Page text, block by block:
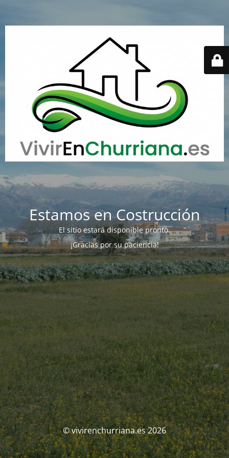
Estamos en Costrucción
El sitio estará disponible pronto.
¡Gracias por su paciencia!
© vivirenchurriana.es 2026